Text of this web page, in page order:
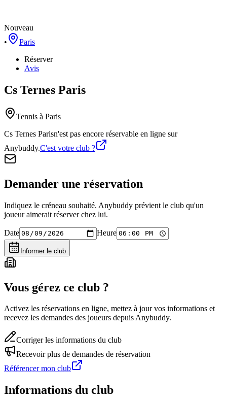
Nouveau
•
Paris
Réserver
Avis
Cs Ternes Paris
Tennis à Paris
Cs Ternes Parisn'est pas encore réservable en ligne sur
Anybuddy.C'est votre club ?
Demander une réservation
Indiquez le créneau souhaité. Anybuddy prévient le club qu'un
joueur aimerait réserver chez lui.
Date Heure
Informer le club
Vous gérez ce club ?
Activez les réservations en ligne, mettez à jour vos informations et
recevez les demandes des joueurs depuis Anybuddy.
Corriger les informations du club
Recevoir plus de demandes de réservation
Référencer mon club
Informations du club